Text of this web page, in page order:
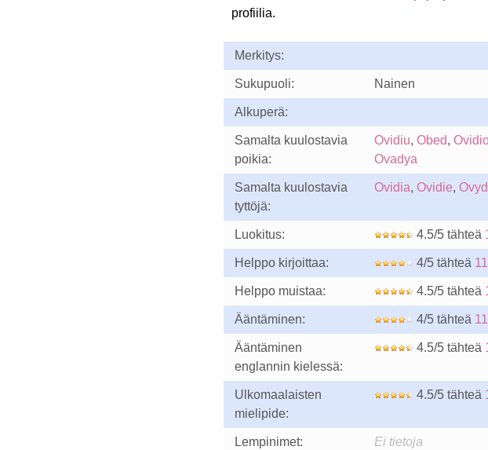
profiilia.
Merkitys:
Sukupuoli: Nainen
Alkuperä:
Samalta kuulostavia
poikia:
Ovidiu, Obed,
Ovadya
Samalta kuulostavia
tyttöjä:
Ovidia, Ovidie,
Luokitus: 4.5/5 tähteä
Helppo kirjoittaa: 4/5 tähteä
Helppo muistaa: 4.5/5 tähteä
Ääntäminen: 4/5 tähteä
Ääntäminen
englannin kielessä:
4.5/5 tähteä
Ulkomaalaisten
mielipide:
4.5/5 tähteä
Lempinimet: Ei tietoja